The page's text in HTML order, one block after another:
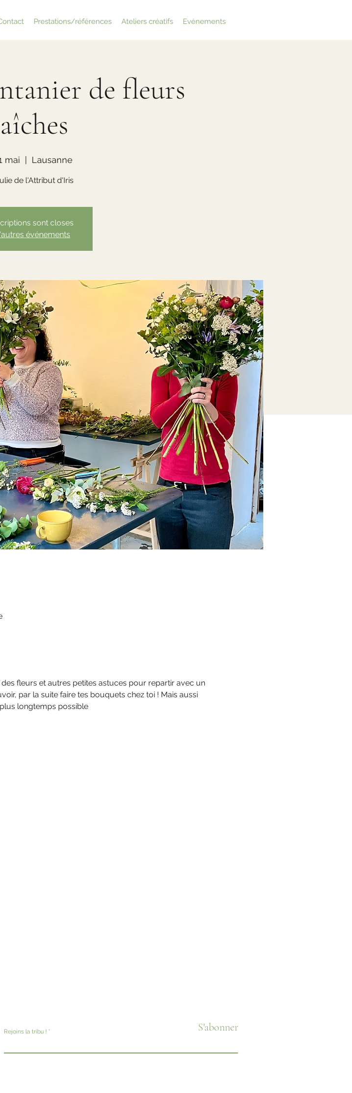
Prestations/références Ateliers créatifs Evénements
de fleurs
mai Lausanne
de l'Attribut d'Iris
sont closes
événements
fleurs et autres petites astuces pour repartir avec un
par la suite faire tes bouquets chez toi ! Mais aussi
longtemps possible
Rejoins la tribu ! S'abonner